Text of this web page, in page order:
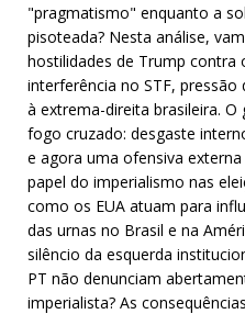
"pragmatismo" enquanto a
pisoteada? Nesta análise,
hostilidades de Trump contra
interferência no STF,
à extrema-direita brasileira. O
fogo cruzado: desgaste
e agora uma ofensiva
papel do imperialismo nas
como os EUA atuam para
das urnas no Brasil e na
silêncio da esquerda
PT não denunciam
imperialista? As